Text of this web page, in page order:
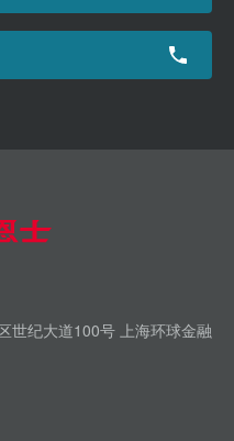
世纪大道100号 上海环球金融